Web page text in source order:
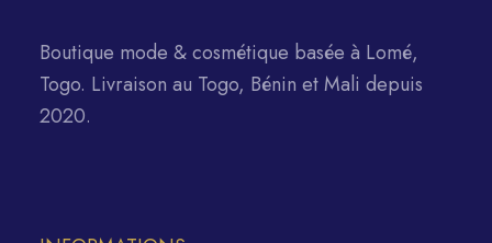
Boutique mode & cosmétique basée à Lomé,
Togo. Livraison au Togo, Bénin et Mali depuis
2020.